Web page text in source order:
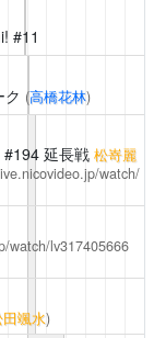
#11
(高橋花林)
#194 延長戦 松嵜麗
watch/
watch/lv317405666
颯水)